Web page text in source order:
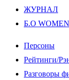
ЖУРНАЛ
Б.О WOMEN
Персоны
Рейтинги/
Разговоры